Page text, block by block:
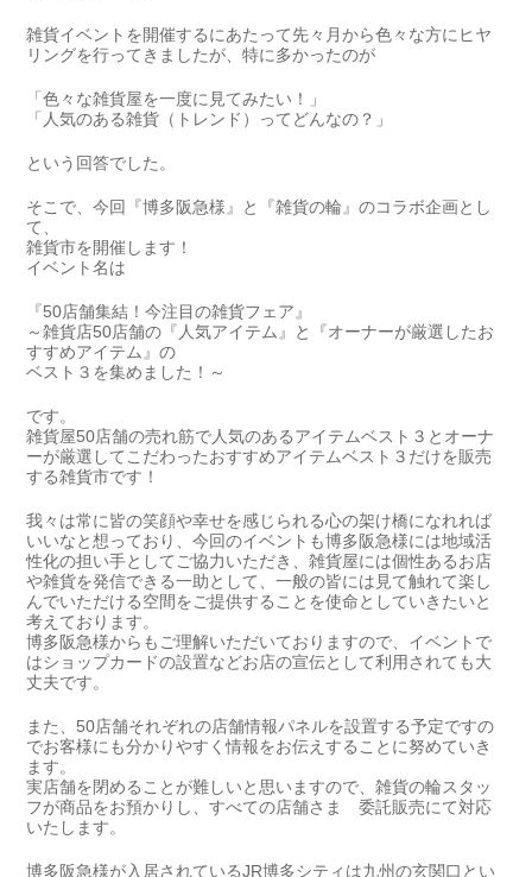
雑貨イベントを開催するにあたって先々月から色々な方にヒヤ
リングを行ってきましたが、特に多かったのが
「色々な雑貨屋を一度に見てみたい！」
「人気のある雑貨（トレンド）ってどんなの？」
という回答でした。
そこで、今回『博多阪急様』と『雑貨の輪』のコラボ企画とし
て、
雑貨市を開催します！
イベント名は
『50店舗集結！今注目の雑貨フェア』
～雑貨店50店舗の『人気アイテム』と『オーナーが厳選したお
すすめアイテム』の
ベスト３を集めました！～
です。
雑貨屋50店舗の売れ筋で人気のあるアイテムベスト３とオーナ
ーが厳選してこだわったおすすめアイテムベスト３だけを販売
する雑貨市です！
我々は常に皆の笑顔や幸せを感じられる心の架け橋になれれば
いいなと想っており、今回のイベントも博多阪急様には地域活
性化の担い手としてご協力いただき、雑貨屋には個性あるお店
や雑貨を発信できる一助として、一般の皆には見て触れて楽し
んでいただける空間をご提供することを使命としていきたいと
考えております。
博多阪急様からもご理解いただいておりますので、イベントで
はショップカードの設置などお店の宣伝として利用されても大
丈夫です。
また、50店舗それぞれの店舗情報パネルを設置する予定ですの
でお客様にも分かりやすく情報をお伝えすることに努めていき
ます。
実店舗を閉めることが難しいと思いますので、雑貨の輪スタッ
フが商品をお預かりし、すべての店舗さま 委託販売にて対応
いたします。
博多阪急様が入居されているJR博多シティは九州の玄関口とい